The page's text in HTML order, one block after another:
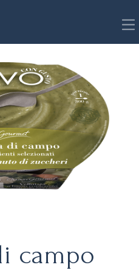
campo
tecnica per
con 13
a
di zuccheri